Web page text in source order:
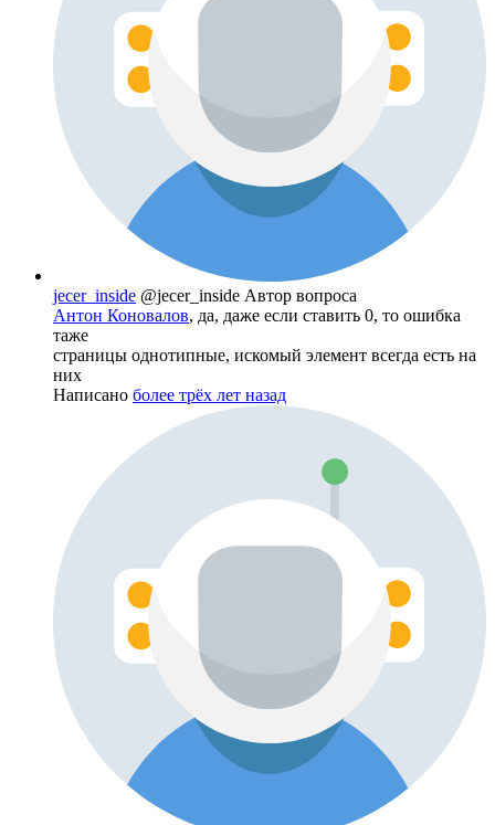
jecer_inside @jecer_inside Автор вопроса
Антон Коновалов, да, даже если ставить 0, то ошибка
таже
страницы однотипные, искомый элемент всегда есть на
них
Написано более трёх лет назад